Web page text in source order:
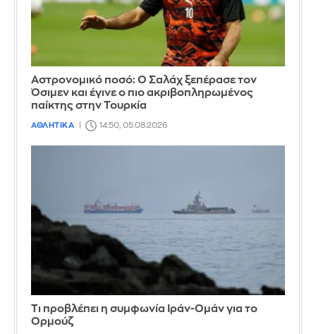
Αστρονομικό ποσό: Ο Σαλάχ ξεπέρασε τον
Όσιμεν και έγινε ο πιο ακριβοπληρωμένος
παίκτης στην Τουρκία
ΑΘΛΗΤΙΚΑ 14:50, 05.08.2026
Τι προβλέπει η συμφωνία Ιράν-Ομάν για το
Ορμούζ